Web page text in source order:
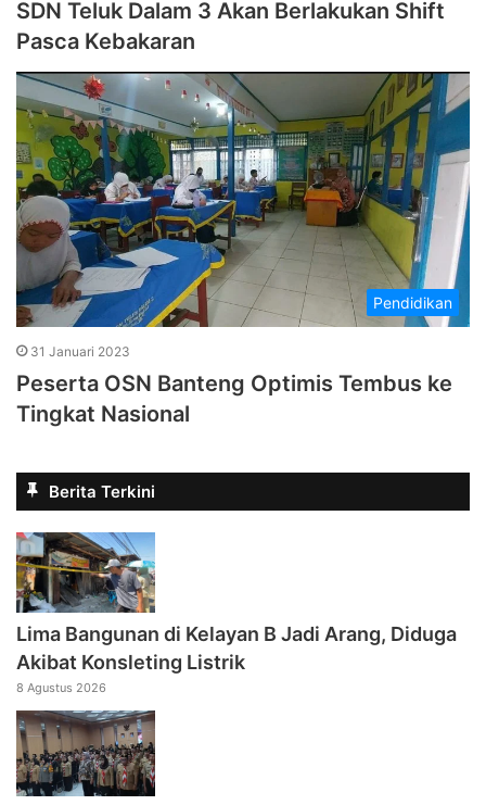
SDN Teluk Dalam 3 Akan Berlakukan Shift
Pasca Kebakaran
Pendidikan
31 Januari 2023
Peserta OSN Banteng Optimis Tembus ke
Tingkat Nasional
Berita Terkini
Lima Bangunan di Kelayan B Jadi Arang, Diduga
Akibat Konsleting Listrik
8 Agustus 2026